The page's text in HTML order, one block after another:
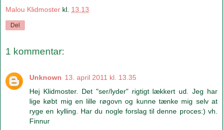
Malou Klidmoster kl. 13.13
Del
1 kommentar:
Unknown 13. april 2011 kl. 13.35
Hej Klidmoster. Det "ser/lyder" rigtigt lækkert ud. Jeg har
lige købt mig en lille røgovn og kunne tænke mig selv at
ryge en kylling. Har du nogle forslag til denne proces:) vh.
Finnur